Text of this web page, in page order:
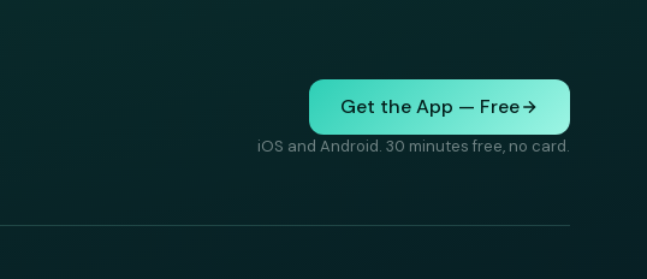
Get the App — Free
iOS and Android. 30 minutes free, no card.